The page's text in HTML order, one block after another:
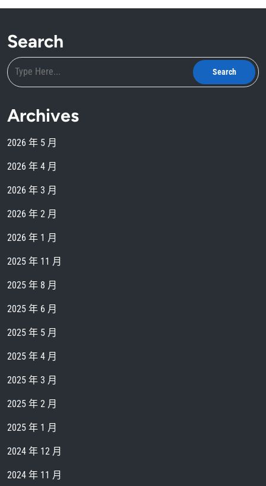
Search
Archives
2026 年 5 月
2026 年 4 月
2026 年 3 月
2026 年 2 月
2026 年 1 月
2025 年 11 月
2025 年 8 月
2025 年 6 月
2025 年 5 月
2025 年 4 月
2025 年 3 月
2025 年 2 月
2025 年 1 月
2024 年 12 月
2024 年 11 月